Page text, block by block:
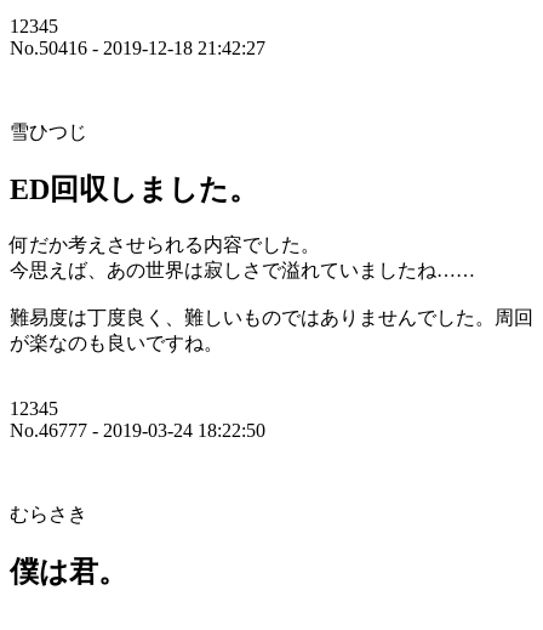
12345
No.50416 - 2019-12-18 21:42:27
雪ひつじ
ED回収しました。
何だか考えさせられる内容でした。
今思えば、あの世界は寂しさで溢れていましたね……
難易度は丁度良く、難しいものではありませんでした。周回
が楽なのも良いですね。
12345
No.46777 - 2019-03-24 18:22:50
むらさき
僕は君。